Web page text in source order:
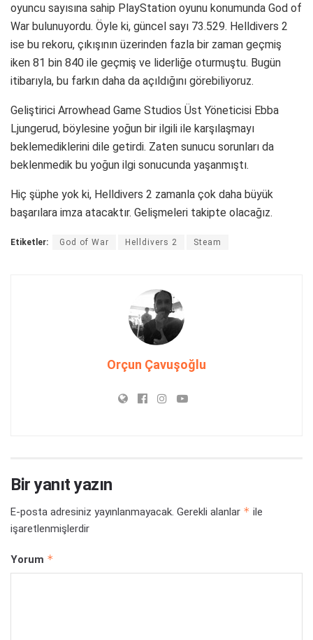
oyuncu sayısına sahip PlayStation oyunu konumunda God of
War bulunuyordu. Öyle ki, güncel sayı 73.529. Helldivers 2
ise bu rekoru, çıkışının üzerinden fazla bir zaman geçmiş
iken 81 bin 840 ile geçmiş ve liderliğe oturmuştu. Bugün
itibarıyla, bu farkın daha da açıldığını görebiliyoruz.
Geliştirici Arrowhead Game Studios Üst Yöneticisi Ebba
Ljungerud, böylesine yoğun bir ilgili ile karşılaşmayı
beklemediklerini dile getirdi. Zaten sunucu sorunları da
beklenmedik bu yoğun ilgi sonucunda yaşanmıştı.
Hiç şüphe yok ki, Helldivers 2 zamanla çok daha büyük
başarılara imza atacaktır. Gelişmeleri takipte olacağız.
Etiketler: God of War Helldivers 2 Steam
Orçun Çavuşoğlu
Bir yanıt yazın
E-posta adresiniz yayınlanmayacak. Gerekli alanlar * ile
işaretlenmişlerdir
Yorum *